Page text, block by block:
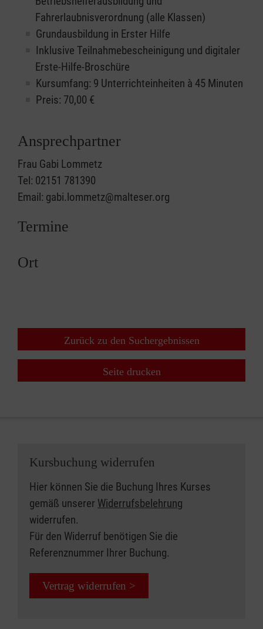
Fahrerlaubnisverordnung (alle Klassen)
Grundausbildung in Erster Hilfe
Inklusive Teilnahmebescheinigung und digitaler
Erste-Hilfe-Broschüre
Kursumfang: 9 Unterrichteinheiten à 45 Minuten
Preis: 70,00 €
Ansprechpartner
Frau Gabi Lommetz
Tel: 02151 781390
Email: gabi.lommetz@malteser.org
Termine
Ort
Zurück zu den Suchergebnissen
Seite drucken
Kursbuchung widerrufen
Hier können Sie die Buchung Ihres Kurses
gemäß unserer Widerrufsbelehrung
widerrufen.
Für den Widerruf benötigen Sie die
Referenznummer Ihrer Buchung.
Vertrag widerrufen >